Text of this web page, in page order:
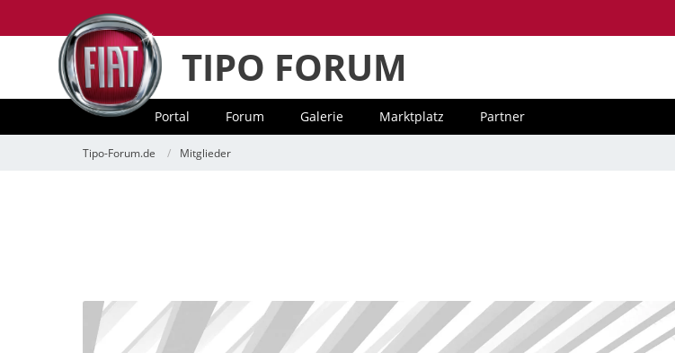
TIPO FORUM
Portal Forum Galerie Marktplatz Partner
Tipo-Forum.de Mitglieder